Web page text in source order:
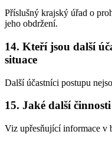
Příslušný krajský úřad o
jeho obdržení.
14. Kteří jsou další
situace
Další účastníci postupu
15. Jaké další
Viz upřesňující informace v